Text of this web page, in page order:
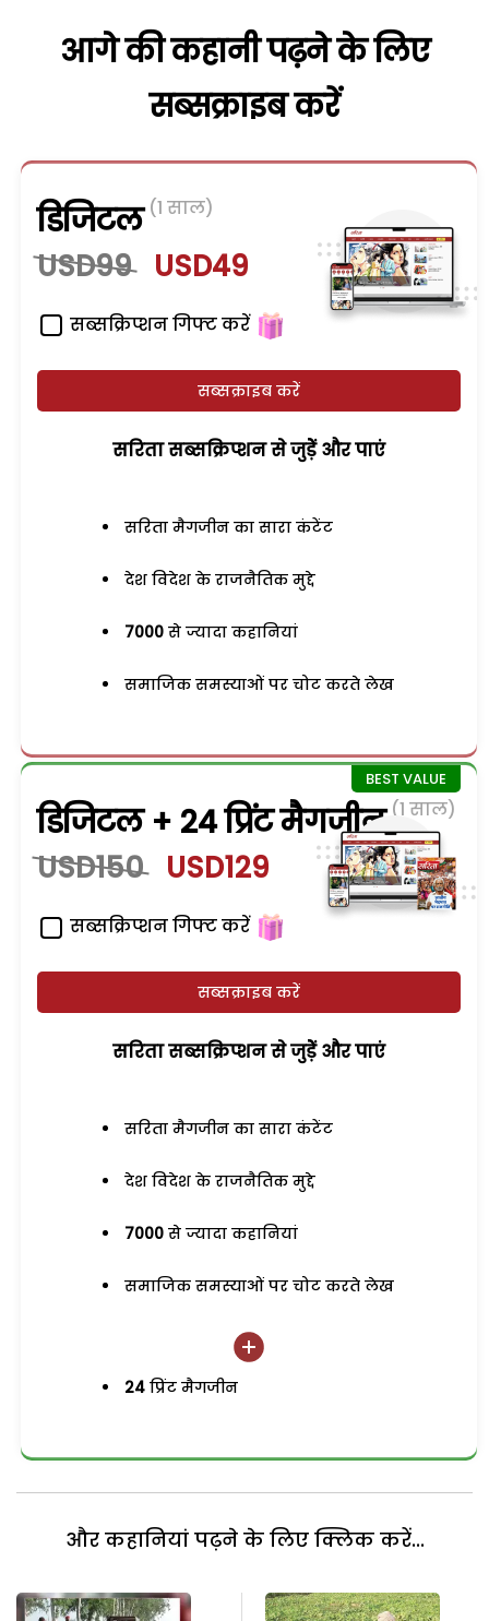
आगे की कहानी पढ़ने के लिए
सब्सक्राइब करें
डिजिटल (1 साल)
USD99 USD49
सब्सक्रिप्शन गिफ्ट करें
सब्सक्राइब करें
सरिता सब्सक्रिप्शन से जुड़ेें और पाएं
सरिता मैगजीन का सारा कंटेंट
देश विदेश के राजनैतिक मुद्दे
7000 से ज्यादा कहानियां
समाजिक समस्याओं पर चोट करते लेख
डिजिटल + 24 प्रिंट मैगजीन (1 साल)
USD150 USD129
सब्सक्रिप्शन गिफ्ट करें
सब्सक्राइब करें
सरिता सब्सक्रिप्शन से जुड़ेें और पाएं
सरिता मैगजीन का सारा कंटेंट
देश विदेश के राजनैतिक मुद्दे
7000 से ज्यादा कहानियां
समाजिक समस्याओं पर चोट करते लेख
24 प्रिंट मैगजीन
और कहानियां पढ़ने के लिए क्लिक करें...